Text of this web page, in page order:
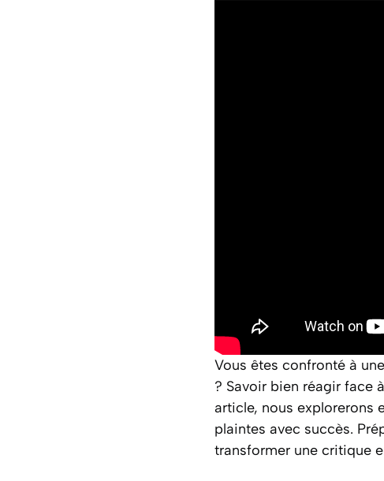
Vous êtes confronté à
? Savoir bien réagir face
article, nous explorerons
plaintes avec succès.
transformer une critique